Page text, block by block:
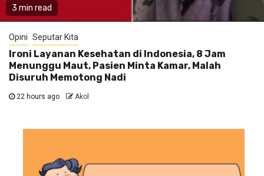
3 min read
Opini Seputar Kita
Ironi Layanan Kesehatan di Indonesia, 8 Jam
Menunggu Maut, Pasien Minta Kamar, Malah
Disuruh Memotong Nadi
22 hours ago Akol